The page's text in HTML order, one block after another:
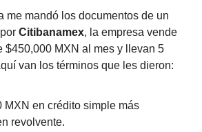
me mandó los documentos de un
Citibanamex, la empresa vende
$450,000 MXN al mes y llevan 5
van los términos que les dieron:
MXN en crédito simple más
revolvente.